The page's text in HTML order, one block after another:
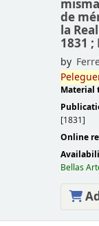
de
la
1831
by
Material
[1831]
Online
Bellas